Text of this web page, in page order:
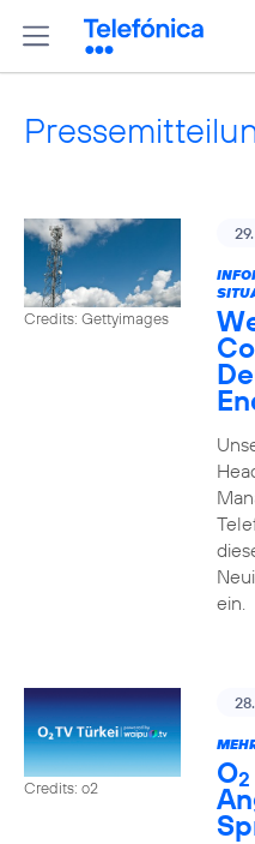
Credits: Gettyimages
ein.
Credits: o2 O2